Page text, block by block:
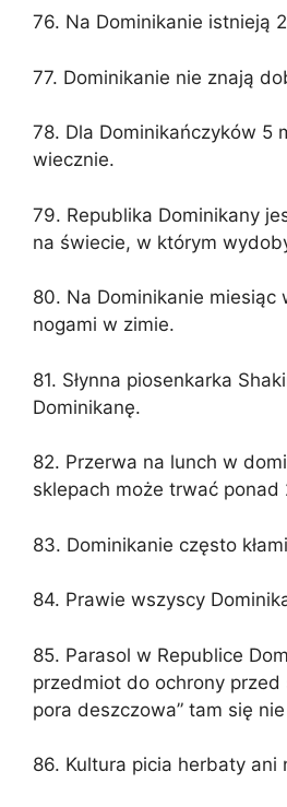
76. Na Dominikanie istnieją
77. Dominikanie nie znają
78. Dla Dominikańczyków 5
wiecznie.
79. Republika Dominikany
na świecie, w którym
80. Na Dominikanie miesiąc
nogami w zimie.
81. Słynna piosenkarka
Dominikanę.
82. Przerwa na lunch w
sklepach może trwać ponad
83. Dominikanie często
84. Prawie wszyscy
85. Parasol w Republice
przedmiot do ochrony przed
pora deszczowa” tam się
86. Kultura picia herbaty ani